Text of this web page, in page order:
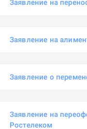
Заявление на
Заявление на
Заявление о
Заявление на
Ростелеком